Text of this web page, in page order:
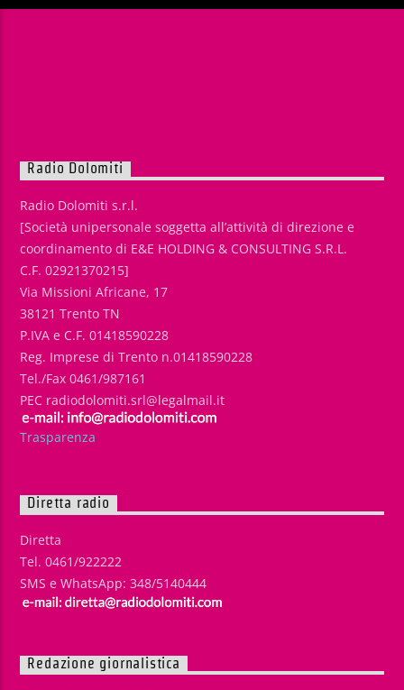
Radio Dolomiti
Radio Dolomiti s.r.l.
[Società unipersonale soggetta all’attività di direzione e
coordinamento di E&E HOLDING & CONSULTING S.R.L.
C.F. 02921370215]
Via Missioni Africane, 17
38121 Trento TN
P.IVA e C.F. 01418590228
Reg. Imprese di Trento n.01418590228
Tel./Fax 0461/987161
PEC radiodolomiti.srl@legalmail.it
Trasparenza
Diretta radio
Diretta
Tel. 0461/922222
SMS e WhatsApp: 348/5140444
Redazione giornalistica